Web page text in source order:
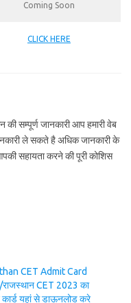
Coming Soon
CLICK HERE
की सम्पूर्ण जानकारी आप हमारी वेब
ले सकते है अधिक जानकारी के
सहायता करने की पूरी कोशिस
CET Admit Card
CET 2023 का
कार्ड यहां से डाऊनलोड करे